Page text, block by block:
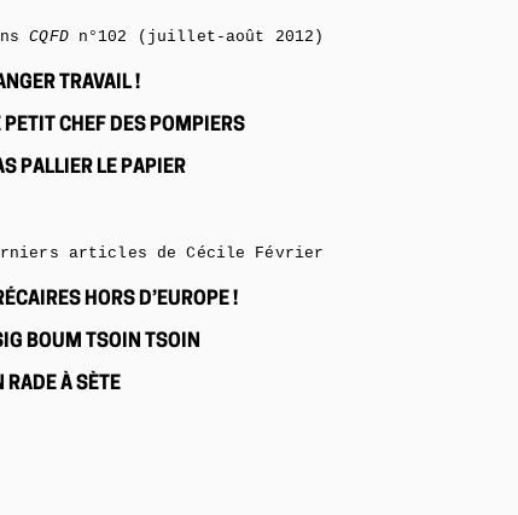
CQFDn°102 (juillet-août 2012)
TRAVAIL !
PETIT CHEF DES POMPIERS
PALLIER LE PAPIER
articles de Cécile Février
HORS D’EUROPE !
BOUM TSOIN TSOIN
RADE À SÈTE